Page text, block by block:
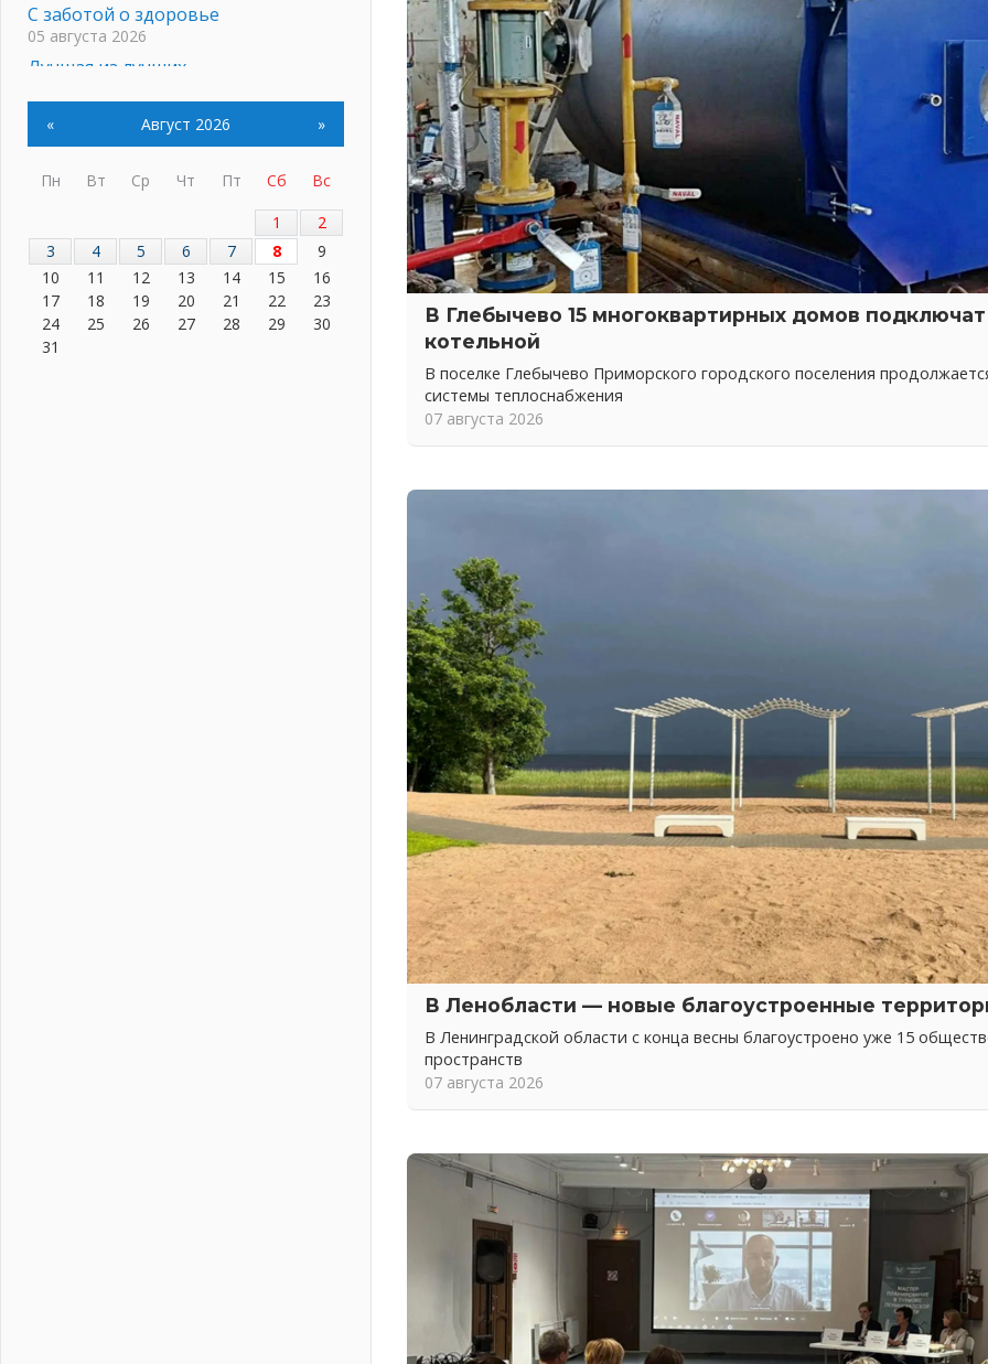
В Глебычево 15 многоквартирных домов подключат
котельной
В поселке Глебычево Приморского городского поселения
системы теплоснабжения
07 августа 2026
В Ленобласти — новые благоустроенные
В Ленинградской области с конца весны благоустроено уже 15
пространств
07 августа 2026
С заботой о здоровье
05 августа 2026
Лучшая из лучших
Пульс региона
«Результат командный, заслуга
каждого ведомства и
05 августа 2026
Вдохновлять, просвещать и
объединять!
05 августа 2026
Не оставят в беде
« Август 2026 »
Пн Вт Ср Чт Пт Сб
Вс
1
2
3
4 5 6 7 8
9
10
11 12 13 14 15
16
17
18 19 20 21 22
23
24
25 26 27 28 29
30
31